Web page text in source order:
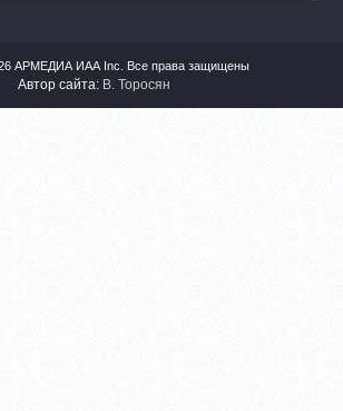
АРМЕДИА ИАА Inc. Все права защищены
Автор сайта: В. Торосян